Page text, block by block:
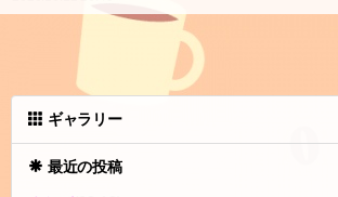
なかよしの魔法少女ものグッズ展？で買っちゃ
2020.10.12 20:49